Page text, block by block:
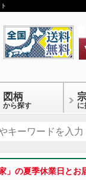
図柄
から探す に
」の夏季休業日とお